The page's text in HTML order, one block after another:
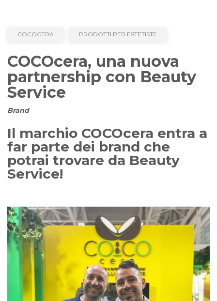
COCOCERA PRODOTTI PER ESTETISTE
COCOcera, una nuova
partnership con Beauty
Service
Brand
Il marchio COCOcera entra a
far parte dei brand che
potrai trovare da Beauty
Service!